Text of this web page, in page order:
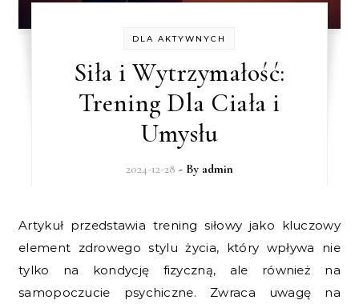
DLA AKTYWNYCH
Siła i Wytrzymałość:
Trening Dla Ciała i
Umysłu
2024-12-28 - By admin
Artykuł przedstawia trening siłowy jako kluczowy
element zdrowego stylu życia, który wpływa nie
tylko na kondycję fizyczną, ale również na
samopoczucie psychiczne. Zwraca uwagę na